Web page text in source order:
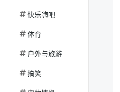
快乐嗨吧
体育
户外与旅游
搞笑